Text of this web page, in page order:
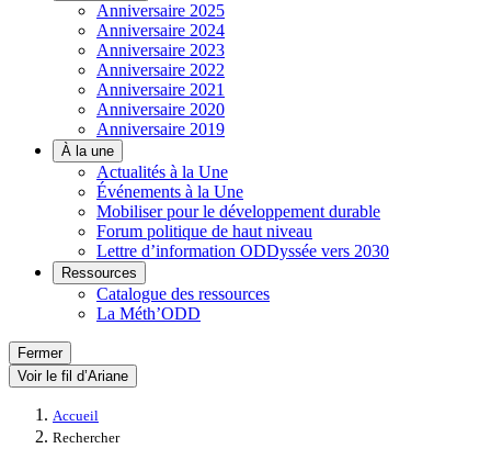
Anniversaire 2025
Anniversaire 2024
Anniversaire 2023
Anniversaire 2022
Anniversaire 2021
Anniversaire 2020
Anniversaire 2019
À la une
Actualités à la Une
Événements à la Une
Mobiliser pour le développement durable
Forum politique de haut niveau
Lettre d’information ODDyssée vers 2030
Ressources
Catalogue des ressources
La Méth’ODD
Fermer
Voir le fil d’Ariane
Accueil
Rechercher